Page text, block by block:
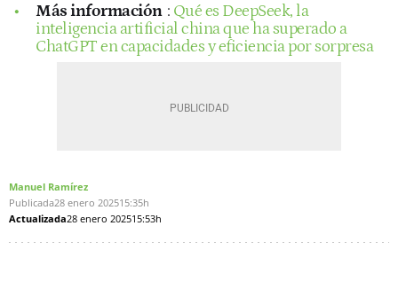
Más información : Qué es DeepSeek, la
inteligencia artificial china que ha superado a
ChatGPT en capacidades y eficiencia por sorpresa
Manuel Ramírez
Publicada28 enero 202515:35h
Actualizada28 enero 202515:53h